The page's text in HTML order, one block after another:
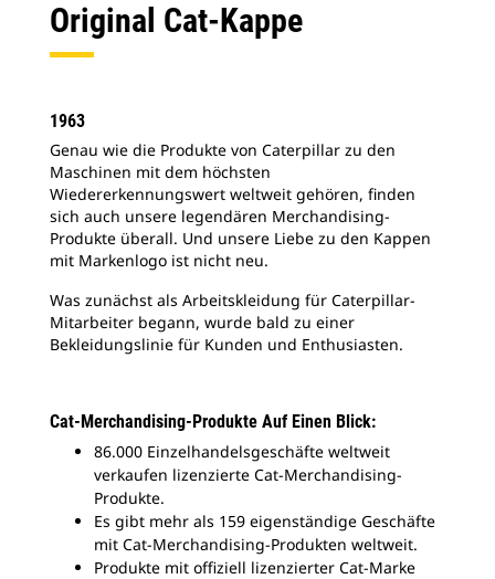
Original Cat-Kappe
1963
Genau wie die Produkte von Caterpillar zu den
Maschinen mit dem höchsten
Wiedererkennungswert weltweit gehören, finden
sich auch unsere legendären Merchandising-
Produkte überall. Und unsere Liebe zu den Kappen
mit Markenlogo ist nicht neu.
Was zunächst als Arbeitskleidung für Caterpillar-
Mitarbeiter begann, wurde bald zu einer
Bekleidungslinie für Kunden und Enthusiasten.
Cat-Merchandising-Produkte Auf Einen Blick:
86.000 Einzelhandelsgeschäfte weltweit
verkaufen lizenzierte Cat-Merchandising-
Produkte.
Es gibt mehr als 159 eigenständige Geschäfte
mit Cat-Merchandising-Produkten weltweit.
Produkte mit offiziell lizenzierter Cat-Marke